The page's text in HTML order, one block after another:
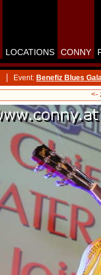
LOCATIONS CONNY
Event: Benefiz Blues
<-